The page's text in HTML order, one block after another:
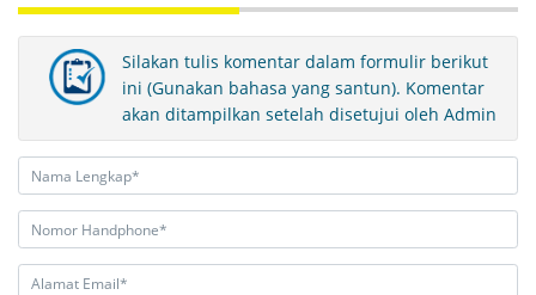
Silakan tulis komentar dalam formulir berikut
ini (Gunakan bahasa yang santun). Komentar
akan ditampilkan setelah disetujui oleh Admin